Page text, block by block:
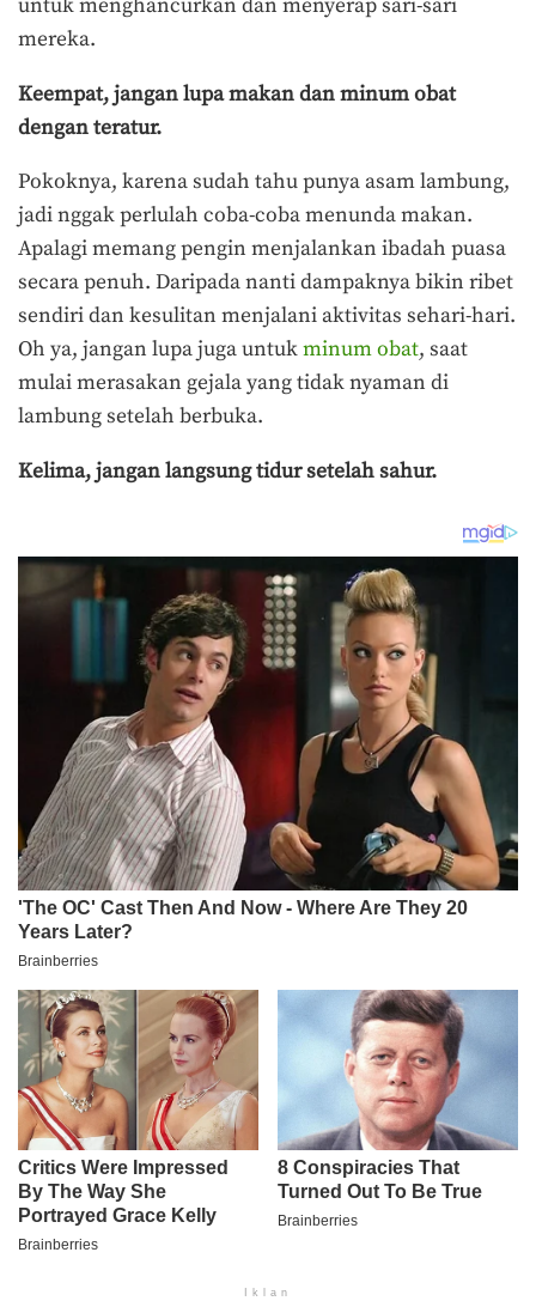
untuk menghancurkan dan menyerap sari-sari
mereka.
Keempat, jangan lupa makan dan minum obat
dengan teratur.
Pokoknya, karena sudah tahu punya asam lambung,
jadi nggak perlulah coba-coba menunda makan.
Apalagi memang pengin menjalankan ibadah puasa
secara penuh. Daripada nanti dampaknya bikin ribet
sendiri dan kesulitan menjalani aktivitas sehari-hari.
Oh ya, jangan lupa juga untukminum obat, saat
mulai merasakan gejala yang tidak nyaman di
lambung setelah berbuka.
Kelima, jangan langsung tidur setelah sahur.
Iklan